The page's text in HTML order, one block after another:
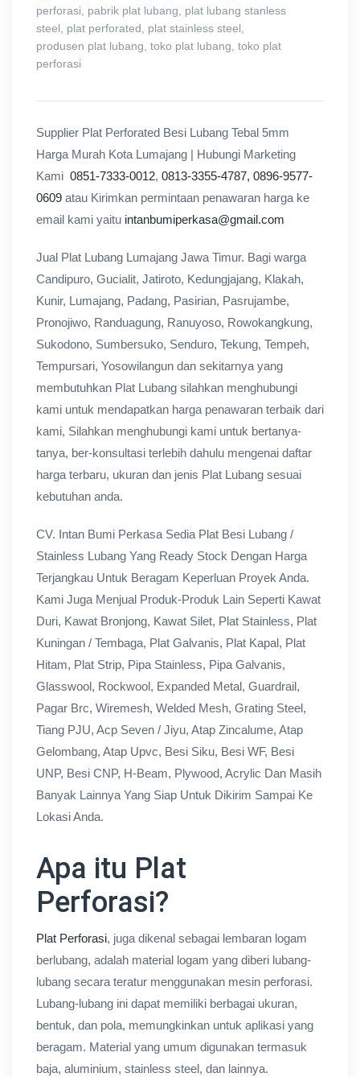
perforasi
pabrik plat lubang
plat lubang stanless
steel
plat perforated plat stainless steel
produsen plat lubang toko plat lubang toko plat
perforasi
Supplier Plat Perforated Besi Lubang Tebal 5mm
Harga Murah Kota Lumajang | Hubungi Marketing
Kami 0851-7333-0012, 0813-3355-4787, 0896-9577-
0609 atau Kirimkan permintaan penawaran harga ke
email kami yaitu intanbumiperkasa@gmail.com
Jual Plat Lubang Lumajang Jawa Timur. Bagi warga
Candipuro, Gucialit, Jatiroto, Kedungjajang, Klakah,
Kunir, Lumajang, Padang, Pasirian, Pasrujambe,
Pronojiwo, Randuagung, Ranuyoso, Rowokangkung,
Sukodono, Sumbersuko, Senduro, Tekung, Tempeh,
Tempursari, Yosowilangun dan sekitarnya yang
membutuhkan Plat Lubang silahkan menghubungi
kami untuk mendapatkan harga penawaran terbaik dari
kami, Silahkan menghubungi kami untuk bertanya-
tanya, ber-konsultasi terlebih dahulu mengenai daftar
harga terbaru, ukuran dan jenis Plat Lubang sesuai
kebutuhan anda.
CV. Intan Bumi Perkasa Sedia Plat Besi Lubang /
Stainless Lubang Yang Ready Stock Dengan Harga
Terjangkau Untuk Beragam Keperluan Proyek Anda.
Kami Juga Menjual Produk-Produk Lain Seperti Kawat
Duri, Kawat Bronjong, Kawat Silet, Plat Stainless, Plat
Kuningan / Tembaga, Plat Galvanis, Plat Kapal, Plat
Hitam, Plat Strip, Pipa Stainless, Pipa Galvanis,
Glasswool, Rockwool, Expanded Metal, Guardrail,
Pagar Brc, Wiremesh, Welded Mesh, Grating Steel,
Tiang PJU, Acp Seven / Jiyu, Atap Zincalume, Atap
Gelombang, Atap Upvc, Besi Siku, Besi WF, Besi
UNP, Besi CNP, H-Beam, Plywood, Acrylic Dan Masih
Banyak Lainnya Yang Siap Untuk Dikirim Sampai Ke
Lokasi Anda.
Apa itu Plat
Perforasi?
Plat Perforasi, juga dikenal sebagai lembaran logam
berlubang, adalah material logam yang diberi lubang-
lubang secara teratur menggunakan mesin perforasi.
Lubang-lubang ini dapat memiliki berbagai ukuran,
bentuk, dan pola, memungkinkan untuk aplikasi yang
beragam. Material yang umum digunakan termasuk
baja, aluminium, stainless steel, dan lainnya.